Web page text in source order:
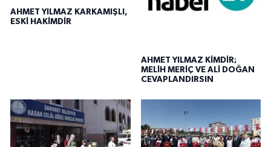
AHMET YILMAZ KARKAMIŞLI,
ESKİ HAKİMDİR
AHMET YILMAZ KİMDİR;
MELİH MERİÇ VE ALİ DOĞAN
CEVAPLANDIRSIN